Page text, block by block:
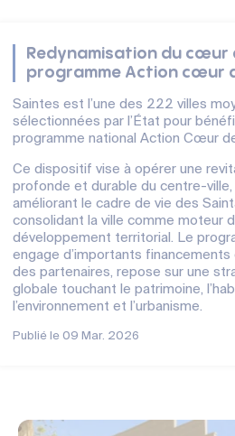
Redynamisation du cœur
programme Action cœur
Saintes est l’une des 222 villes
sélectionnées par l’État pour
programme national Action Cœur
Ce dispositif vise à opérer une
profonde et durable du centre-ville,
améliorant le cadre de vie des
consolidant la ville comme moteur
développement territorial. Le
engage d’importants financements
des partenaires, repose sur une
globale touchant le patrimoine,
l’environnement et l’urbanisme.
Publié le 09 Mar. 2026